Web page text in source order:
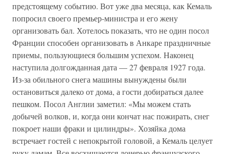
предстоящему событию. Вот уже два месяца, как Кемаль
попросил своего премьер-министра и его жену
организовать бал. Хотелось показать, что не один посол
Франции способен организовать в Анкаре праздничные
приемы, пользующиеся большим успехом. Наконец
наступила долгожданная дата — 27 февраля 1927 года.
Из-за обильного снега машины вынуждены были
остановиться далеко от дома, а гости добираться далее
пешком. Посол Англии заметил: «Мы можем стать
добычей волков, и, когда они кончат нас пожирать, снег
покроет наши фраки и цилиндры». Хозяйка дома
встречает гостей с непокрытой головой, а Кемаль целует